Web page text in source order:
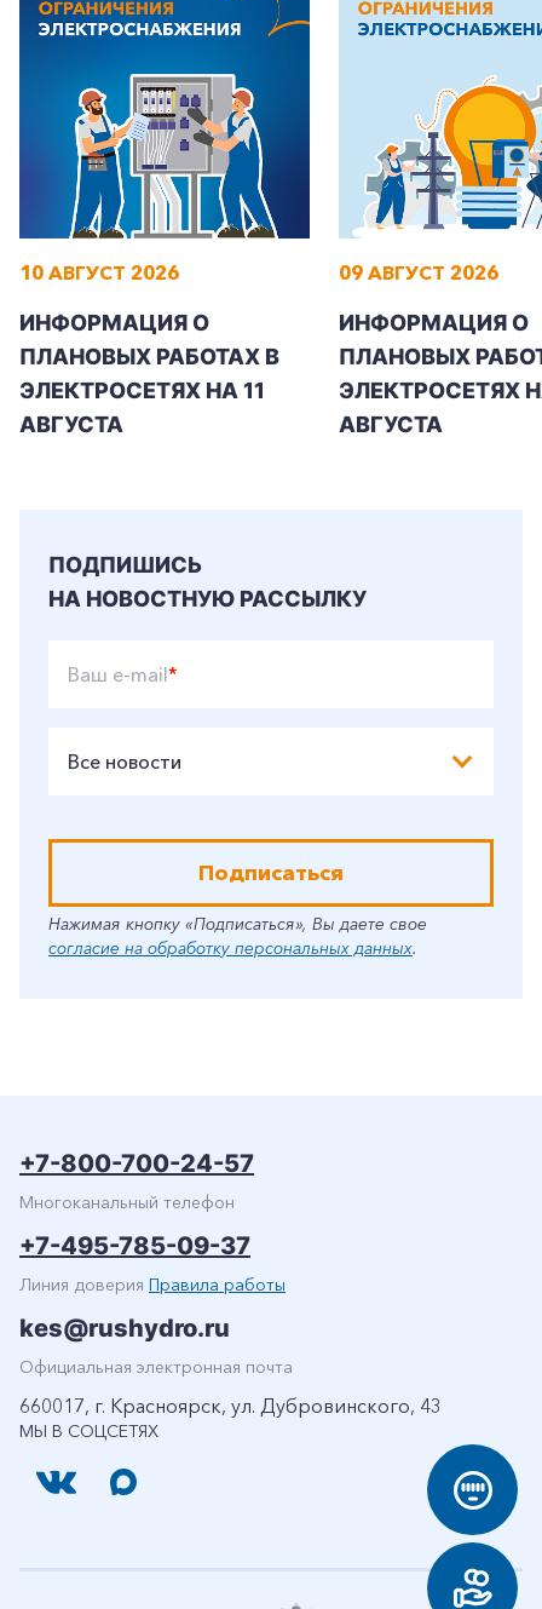
10 АВГУСТ 2026
ИНФОРМАЦИЯ О
ПЛАНОВЫХ РАБОТАХ В
ЭЛЕКТРОСЕТЯХ НА 11
АВГУСТА
09 АВГУСТ 2026
ИНФОРМАЦИЯ О
ПЛАНОВЫХ
ЭЛЕКТРОСЕТЯХ
АВГУСТА
ПОДПИШИСЬ
НА НОВОСТНУЮ РАССЫЛКУ
Ваш e-mail*
Все новости
Подписаться
Нажимая кнопку «Подписаться», Вы даете свое
согласие на обработку персональных данных.
МЫ В СОЦСЕТЯХ
+7-800-700-24-57
Многоканальный телефон
+7-495-785-09-37
Линия доверия Правила работы
kes@rushydro.ru
Официальная электронная почта
660017, г. Красноярск, ул. Дубровинского, 43